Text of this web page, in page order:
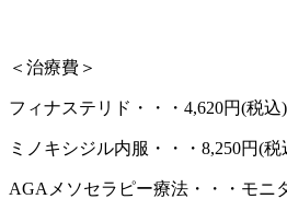
＜治療費＞
フィナステリド・・・4,620円(税込)
ミノキシジル内服・・・8,250円(税
AGAメソセラピー療法・・・モニ